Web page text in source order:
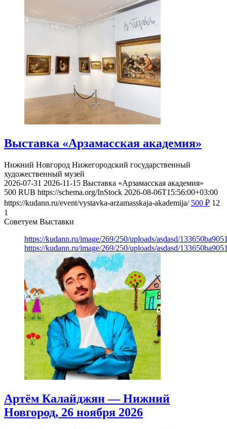
Выставка «Арзамасская академия»
Нижний Новгород Нижегородский государственный
художественный музей
2026-07-31 2026-11-15 Выставка «Арзамасская академия»
500 RUB https://schema.org/InStock 2026-08-06T15:56:00+03:00
https://kudann.ru/event/vystavka-arzamasskaja-akademija/ 500 ₽ 12
1
Советуем Выставки
https://kudann.ru/image/269/250/uploads/asdasd/
https://kudann.ru/image/269/250/uploads/asdasd/
Артём Калайджян — Нижний
Новгород, 26 ноября 2026